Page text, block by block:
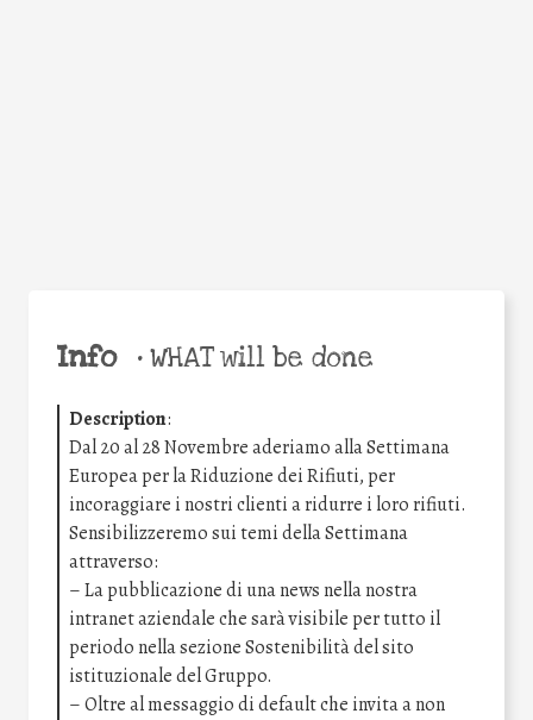
Info •WHAT will be done
Description:
Dal 20 al 28 Novembre aderiamo alla Settimana
Europea per la Riduzione dei Rifiuti, per
incoraggiare i nostri clienti a ridurre i loro rifiuti.
Sensibilizzeremo sui temi della Settimana
attraverso:
– La pubblicazione di una news nella nostra
intranet aziendale che sarà visibile per tutto il
periodo nella sezione Sostenibilità del sito
istituzionale del Gruppo.
– Oltre al messaggio di default che invita a non